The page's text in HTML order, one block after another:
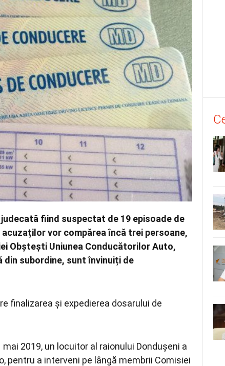
fiind suspectat de 19 episoade de
vor compărea încă trei persoane,
Obștești Uniunea Conducătorilor Auto,
subordine, sunt învinuiți de
finalizarea și expedierea dosarului de
2019, un locuitor al raionului Dondușeni a
pentru a interveni pe lângă membrii Comisiei